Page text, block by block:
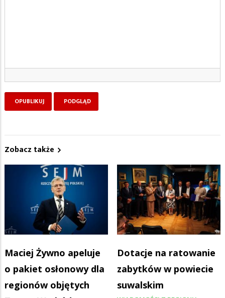
Zobacz także
Maciej Żywno apeluje
o pakiet osłonowy dla
regionów objętych
Dotacje na ratowanie
zabytków w powiecie
suwalskim